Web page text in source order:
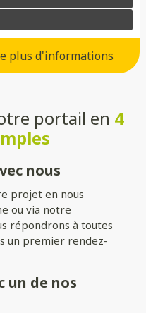
plus d'informations
convient au mieux à votre
avec une ouverture
au sol, il assure un
épurée.
différentes formes de
portail en 4
nous
projet en nous
ou via notre
répondrons à toutes
un premier rendez-
un de nos